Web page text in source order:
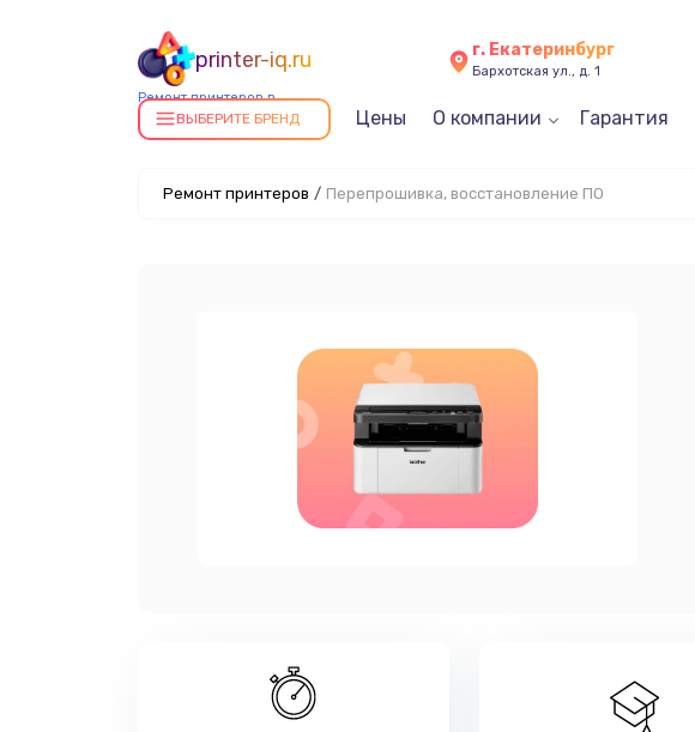
printer-iq.ru
Ремонт принтеров в
Екатеринбурге
г. Екатеринбург
Бархотская ул., д. 1
ВЫБЕРИТЕ БРЕНД Цены О компании Гарантия
Ремонт принтеров / Перепрошивка, восстановление ПО